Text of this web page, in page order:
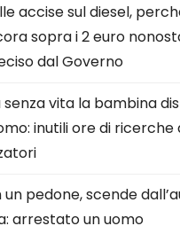
accise sul diesel,
sopra i 2 euro
dal Governo
vita la bambina
inutili ore di ricerche
un pedone, scende
arrestato un uomo